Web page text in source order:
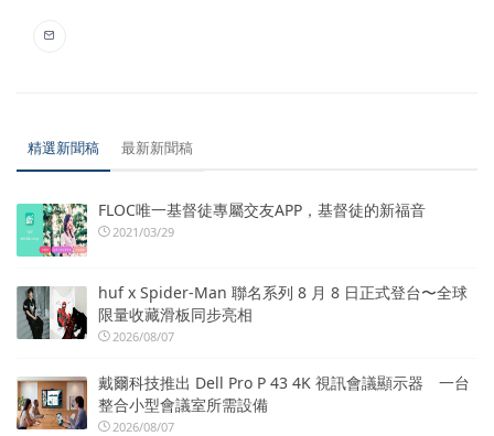
精選新聞稿 最新新聞稿
FLOC唯一基督徒專屬交友APP，基督徒的新福音
2021/03/29
huf x Spider-Man 聯名系列 8 月 8 日正式登台〜全球
限量收藏滑板同步亮相
2026/08/07
戴爾科技推出 Dell Pro P 43 4K 視訊會議顯示器 一台
整合小型會議室所需設備
2026/08/07